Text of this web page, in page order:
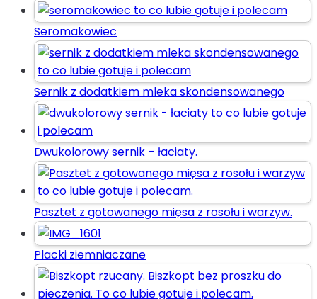
Seromakowiec
Sernik z dodatkiem mleka skondensowanego
Dwukolorowy sernik – łaciaty.
Pasztet z gotowanego mięsa z rosołu i warzyw.
Placki ziemniaczane